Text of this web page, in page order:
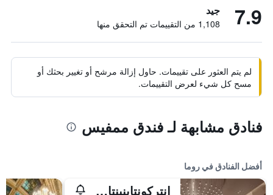
7.9 جيد
1,108 من التقييمات تم التحقق منها
لم يتم العثور على تقييمات. حاول إزالة مرشح أو تغيير بحثك أو
مسح كل شيء لعرض التقييمات.
فنادق مشابهة لـ فندق ممفيس
أفضل الفنادق في روما
إنتركونتاينينتال روم أمباسشياتوري بالاس باي آيتش جي